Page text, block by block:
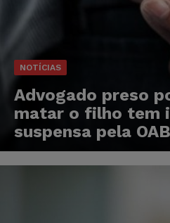
NOTÍCIAS
Advogado preso
matar o filho tem
suspensa pela